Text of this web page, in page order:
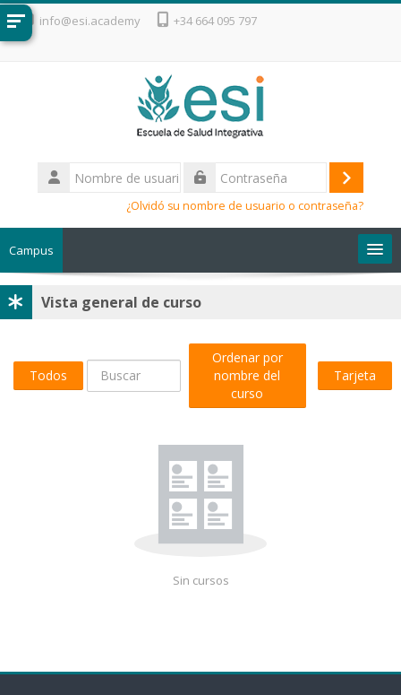
Salta al contenido principal
info@esi.academy +34 664 095 797
Nombre
de
Acceder
¿Olvidó su nombre de usuario o contraseña?
Campus
Escuela de Salud Integrativa
Salta Vista general de curso
Vista general de curso
Todos Buscar cursos
Ordenar por
nombre del
curso
Tarjeta
Sin cursos